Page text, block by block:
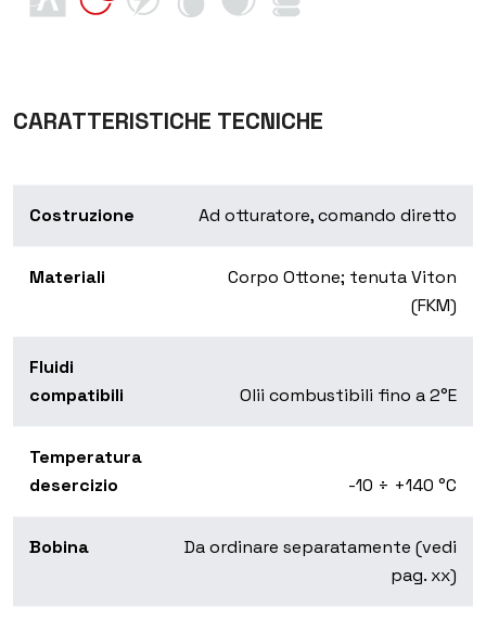
CARATTERISTICHE TECNICHE
Costruzione Ad otturatore, comando diretto
Materiali
Corpo Ottone; tenuta Viton
(FKM)
Fluidi
compatibili
Olii combustibili fino a 2°E
Temperatura
desercizio
-10 ÷ +140 °C
Bobina
Da ordinare separatamente (vedi
pag. xx)